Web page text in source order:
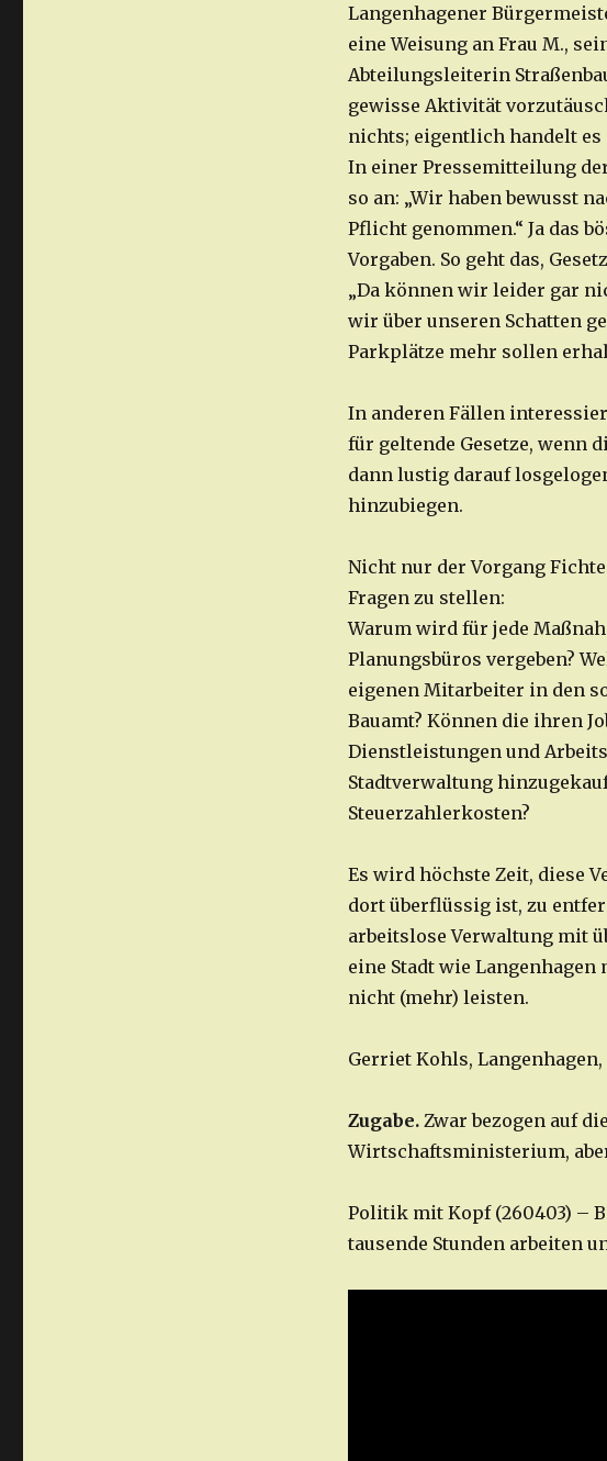
Langenhagener
eine Weisung an Frau M.,
Abteilungsleiterin
gewisse Aktivität
nichts; eigentlich handelt
In einer Pressemitteilung
so an: „Wir haben bewusst
Pflicht genommen.“ Ja das
Vorgaben. So geht das,
„Da können wir leider gar
wir über unseren Schatten
Parkplätze mehr sollen
In anderen Fällen
für geltende Gesetze, wenn
dann lustig darauf
hinzubiegen.
Nicht nur der Vorgang
Fragen zu stellen:
Warum wird für jede
Planungsbüros vergeben?
eigenen Mitarbeiter in den
Bauamt? Können die ihren
Dienstleistungen und
Stadtverwaltung
Steuerzahlerkosten?
Es wird höchste Zeit, diese
dort überflüssig ist, zu
arbeitslose Verwaltung mit
eine Stadt wie
nicht (mehr) leisten.
Gerriet Kohls, Langenhagen,
Zugabe.Zwar bezogen auf
Wirtschaftsministerium,
Politik mit Kopf (260403) –
tausende Stunden arbeiten